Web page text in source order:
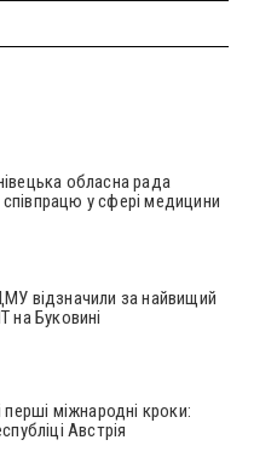
обласна рада
у сфері медицини
відзначили за найвищий
на Буковині
перші міжнародні кроки:
Австрія